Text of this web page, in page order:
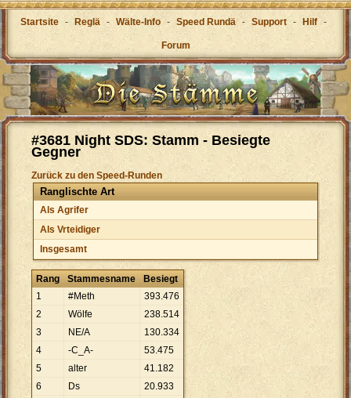
Startsite - Reglä - Wälte-Info - Speed Rundä - Support - Hilf -
Forum
#3681 Night SDS: Stamm - Besiegte
Gegner
Zurück zu den Speed-Runden
Ranglischte Art
Als Agrifer
Als Vrteidiger
Insgesamt
Rang Stammesname
Besiegt
1
#Meth 393.476
2
Wölfe 238.514
3
NE/A 130.334
4
-C_A- 53.475
5
alter 41.182
6
Ds 20.933